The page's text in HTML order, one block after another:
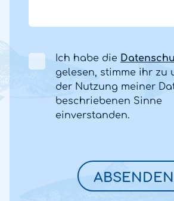
Ich habe die
gelesen, stimme ihr zu
der Nutzung meiner
beschriebenen Sinne
einverstanden.
ABSENDEN